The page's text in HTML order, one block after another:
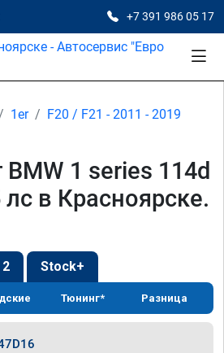
+7 391 986 05 17
1er
F20 / F21 - 2011 - 2019
1 series 114d
лс в Красноярске.
Stock+
Тюнинг* Разница